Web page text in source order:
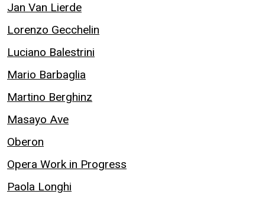
Jan Van Lierde
Lorenzo Gecchelin
Luciano Balestrini
Mario Barbaglia
Martino Berghinz
Masayo Ave
Oberon
Opera Work in Progress
Paola Longhi